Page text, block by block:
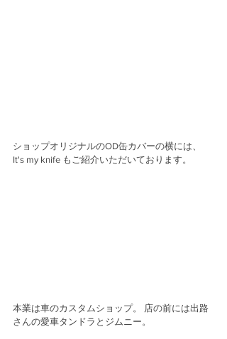
ショップオリジナルのOD缶カバーの横には、
It's my knife もご紹介いただいております。
本業は車のカスタムショップ。 店の前には出路
さんの愛車タンドラとジムニー。